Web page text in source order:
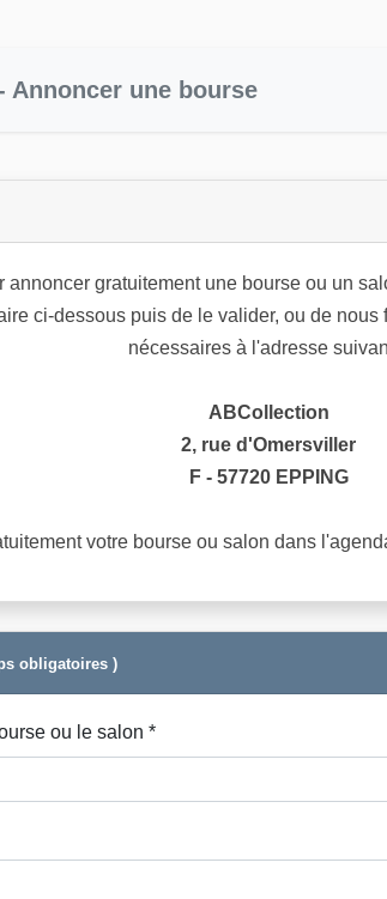
Annoncer une bourse
annoncer gratuitement une bourse ou un
ci-dessous puis de le valider, ou de
nécessaires à l'adresse
ABCollection
2, rue d'Omersviller
F - 57720 EPPING
votre bourse ou salon dans
obligatoires )
ou le salon *